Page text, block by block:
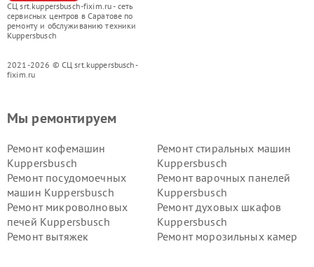
СЦ srt.kuppersbusch-fixim.ru - сеть
сервисных центров в Саратове по
ремонту и обслуживанию техники
Kuppersbusch
2021-2026 © СЦ srt.kuppersbusch-
fixim.ru
Мы ремонтируем
Ремонт кофемашин
Kuppersbusch
Ремонт стиральных машин
Kuppersbusch
Ремонт посудомоечных
машин Kuppersbusch
Ремонт варочных панелей
Kuppersbusch
Ремонт микроволновых
печей Kuppersbusch
Ремонт духовых шкафов
Kuppersbusch
Ремонт вытяжек
Ремонт морозильных камер